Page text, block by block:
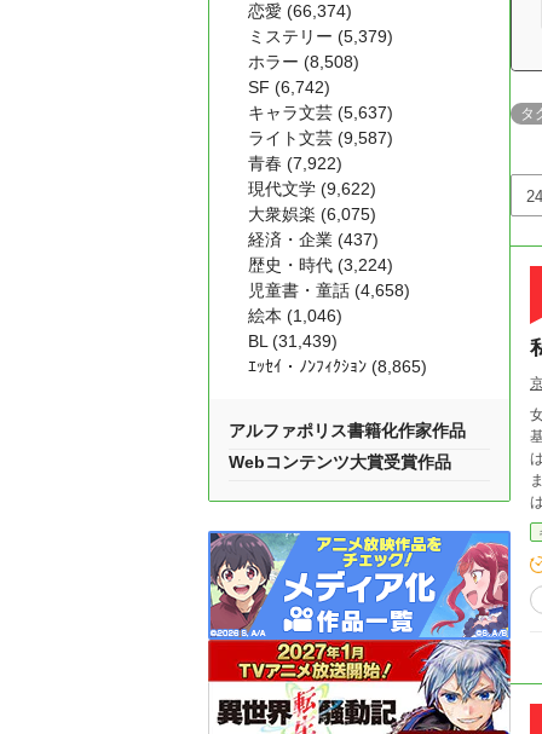
タ
は
は
恋愛 (66,374)
ミステリー (5,379)
ホラー (8,508)
SF (6,742)
キャラ文芸 (5,637)
ライト文芸 (9,587)
青春 (7,922)
現代文学 (9,622)
大衆娯楽 (6,075)
経済・企業 (437)
歴史・時代 (3,224)
児童書・童話 (4,658)
絵本 (1,046)
BL (31,439)
ｴｯｾｲ・ﾉﾝﾌｨｸｼｮﾝ (8,865)
アルファポリス書籍化作家作品
Webコンテンツ大賞受賞作品